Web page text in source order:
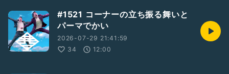
#1521 コーナーの立ち振る舞いと
パーマでかい
2026-07-29 21:41:59
34
12:00